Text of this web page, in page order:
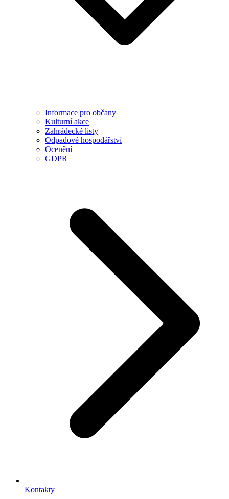
Informace pro občany
Kulturní akce
Zahrádecké listy
Odpadové hospodářství
Ocenění
GDPR
Kontakty